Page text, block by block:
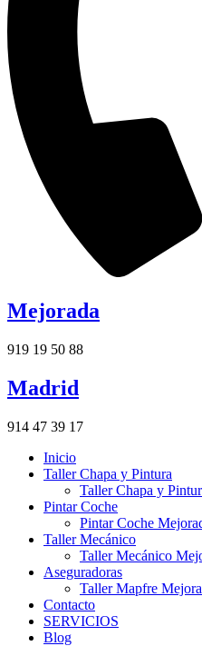
Mejorada
919 19 50 88
Madrid
914 47 39 17
Inicio
Taller Chapa y Pintura
Taller Chapa y
Pintar Coche
Pintar Coche
Taller Mecánico
Taller Mecánico
Aseguradoras
Taller Mapfre
Contacto
SERVICIOS
Blog